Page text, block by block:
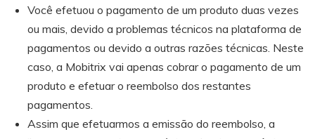
Você efetuou o pagamento de um produto duas vezes
ou mais, devido a problemas técnicos na plataforma de
pagamentos ou devido a outras razões técnicas. Neste
caso, a Mobitrix vai apenas cobrar o pagamento de um
produto e efetuar o reembolso dos restantes
pagamentos.
Assim que efetuarmos a emissão do reembolso, a